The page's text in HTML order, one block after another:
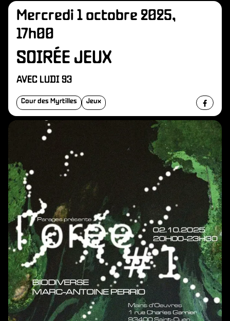
Mercredi 1 octobre 2025,
17h00
SOIRÉE JEUX
AVEC LUDI 93
Cour des Myrtilles Jeux